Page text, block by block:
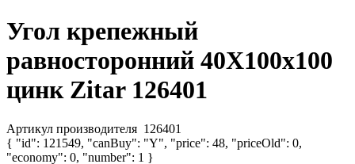
Угол крепежный
равносторонний 40Х100х100
цинк Zitar 126401
Артикул производителя 126401
{ "id": 121549, "canBuy": "Y", "price": 48, "priceOld": 0,
"economy": 0, "number": 1 }